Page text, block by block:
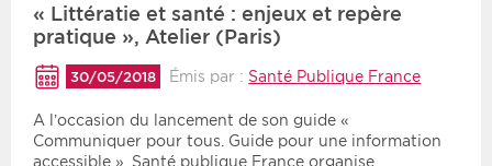
« Littératie et santé : enjeux et repère
pratique », Atelier (Paris)
30/05/2018 Émis par : Santé Publique France
A l’occasion du lancement de son guide «
Communiquer pour tous. Guide pour une information
accessible », Santé publique France organise